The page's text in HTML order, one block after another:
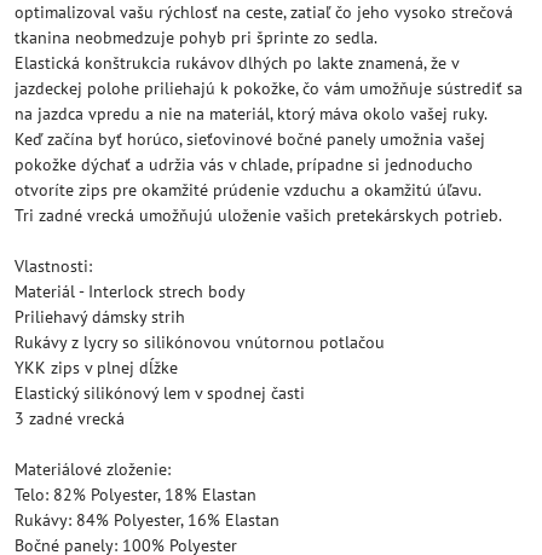
optimalizoval vašu rýchlosť na ceste, zatiaľ čo jeho vysoko strečová
tkanina neobmedzuje pohyb pri šprinte zo sedla.
Elastická konštrukcia rukávov dlhých po lakte znamená, že v
jazdeckej polohe priliehajú k pokožke, čo vám umožňuje sústrediť sa
na jazdca vpredu a nie na materiál, ktorý máva okolo vašej ruky.
Keď začína byť horúco, sieťovinové bočné panely umožnia vašej
pokožke dýchať a udržia vás v chlade, prípadne si jednoducho
otvoríte zips pre okamžité prúdenie vzduchu a okamžitú úľavu.
Tri zadné vrecká umožňujú uloženie vašich pretekárskych potrieb.
Vlastnosti:
Materiál - Interlock strech body
Priliehavý dámsky strih
Rukávy z lycry so silikónovou vnútornou potlačou
YKK zips v plnej dĺžke
Elastický silikónový lem v spodnej časti
3 zadné vrecká
Materiálové zloženie:
Telo: 82% Polyester, 18% Elastan
Rukávy: 84% Polyester, 16% Elastan
Bočné panely: 100% Polyester